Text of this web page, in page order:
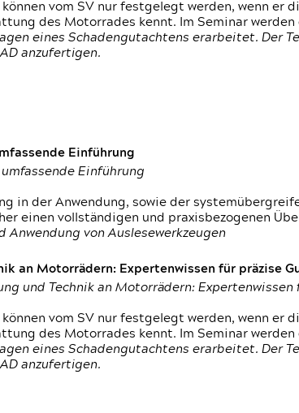
vom SV nur festgelegt werden, wenn
des Motorrades kennt. Im Seminar werden
eines Schadengutachtens erarbeitet. Der
anzufertigen.
Einführung
Einführung
in der Anwendung, sowie der
einen vollständigen und praxisbezogenen
Anwendung von Auslesewerkzeugen
an Motorrädern: Expertenwissen für präzise
und Technik an Motorrädern:
vom SV nur festgelegt werden, wenn
des Motorrades kennt. Im Seminar werden
eines Schadengutachtens erarbeitet. Der
anzufertigen.